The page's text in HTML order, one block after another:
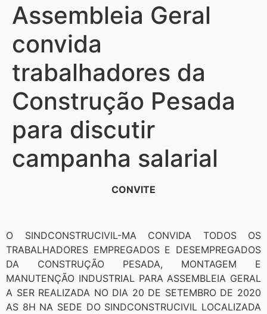
Assembleia Geral
convida
trabalhadores da
Construção Pesada
para discutir
campanha salarial
CONVITE
O SINDCONSTRUCIVIL-MA CONVIDA TODOS OS
TRABALHADORES EMPREGADOS E DESEMPREGADOS
DA CONSTRUÇÃO PESADA, MONTAGEM E
MANUTENÇÃO INDUSTRIAL PARA ASSEMBLEIA GERAL
A SER REALIZADA NO DIA 20 DE SETEMBRO DE 2020
AS 8H NA SEDE DO SINDCONSTRUCIVIL LOCALIZADA